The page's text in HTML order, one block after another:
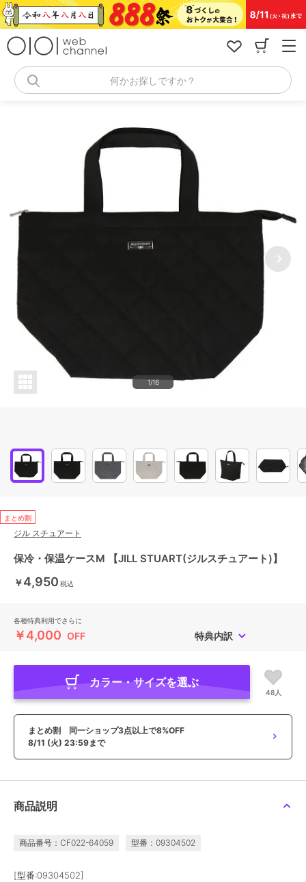
コ
ン
何かお探しですか？
1/16
まとめ割
ジル スチュアート
保冷・保温ケースM 【JILL STUART(ジルスチュアート)】
￥4,950 税込
各種特典利用でさらに
￥4,000 OFF 特典内訳
カラー・サイズを選ぶ
48人
まとめ割 同一ショップ3点以上で8%OFF
8/11 (火) 23:59まで
商品説明
商品番号：CF022-64059 型番：09304502
[型番:09304502]